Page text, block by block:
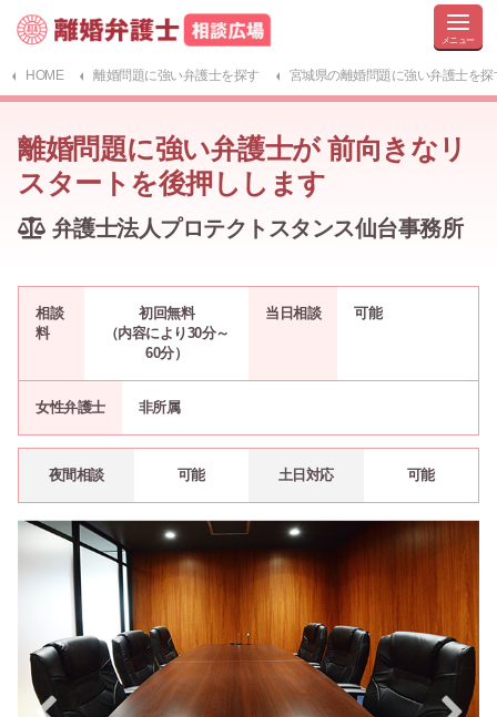
HOME 離婚問題に強い弁護士を探す 宮城県の離婚問題に強い弁護士を探
離婚問題に強い弁護士が 前向きなリ
スタートを後押しします
弁護士法人プロテクトスタンス仙台事務所
相談
料
初回無料
（内容により30分～
60分）
当日相談 可能
女性弁護士 非所属
夜間相談 可能 土日対応 可能